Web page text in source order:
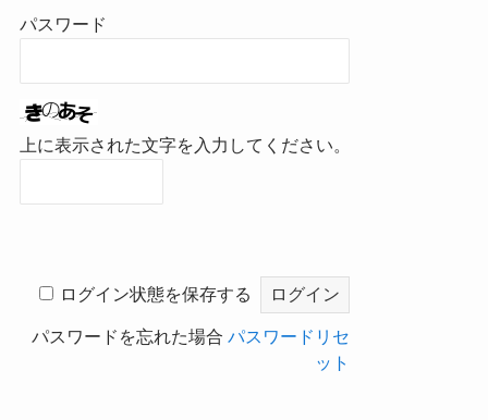
パスワード
上に表示された文字を入力してください。
ログイン状態を保存する
パスワードを忘れた場合 パスワードリセ
ット